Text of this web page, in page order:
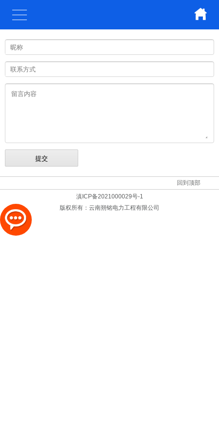
回到顶部
滇ICP备2021000029号-1
版权所有： 云南朔铭电力工程有限公司